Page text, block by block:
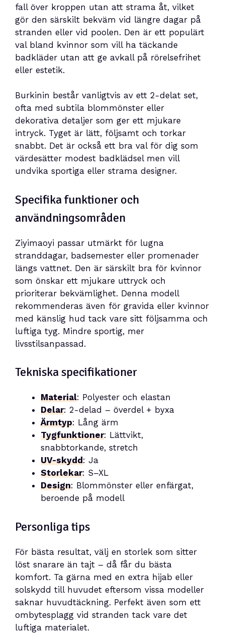
fall över kroppen utan att strama åt, vilket
gör den särskilt bekväm vid längre dagar på
stranden eller vid poolen. Den är ett populärt
val bland kvinnor som vill ha täckande
badkläder utan att ge avkall på rörelsefrihet
eller estetik.
Burkinin består vanligtvis av ett 2-delat set,
ofta med subtila blommönster eller
dekorativa detaljer som ger ett mjukare
intryck. Tyget är lätt, följsamt och torkar
snabbt. Det är också ett bra val för dig som
värdesätter modest badklädsel men vill
undvika sportiga eller strama designer.
Specifika funktioner och
användningsområden
Ziyimaoyi passar utmärkt för lugna
stranddagar, badsemester eller promenader
längs vattnet. Den är särskilt bra för kvinnor
som önskar ett mjukare uttryck och
prioriterar bekvämlighet. Denna modell
rekommenderas även för gravida eller kvinnor
med känslig hud tack vare sitt följsamma och
luftiga tyg. Mindre sportig, mer
livsstilsanpassad.
Tekniska specifikationer
Material: Polyester och elastan
Delar: 2-delad – överdel + byxa
Ärmtyp: Lång ärm
Tygfunktioner: Lättvikt,
snabbtorkande, stretch
UV-skydd: Ja
Storlekar: S–XL
Design: Blommönster eller enfärgat,
beroende på modell
Personliga tips
För bästa resultat, välj en storlek som sitter
löst snarare än tajt – då får du bästa
komfort. Ta gärna med en extra hijab eller
solskydd till huvudet eftersom vissa modeller
saknar huvudtäckning. Perfekt även som ett
ombytesplagg vid stranden tack vare det
luftiga materialet.